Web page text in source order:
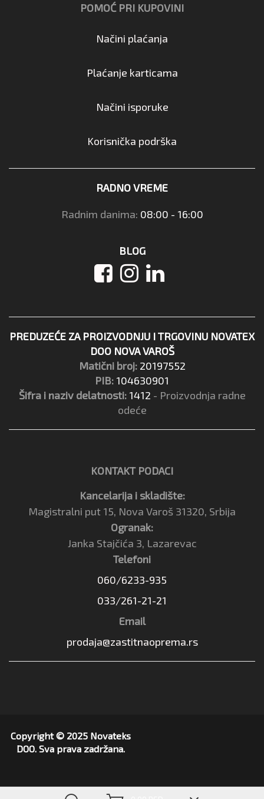
POMOĆ PRI KUPOVINI
Načini plaćanja
Plaćanje karticama
Načini isporuke
Korisnička podrška
RADNO VREME
Radnim danima: 08:00 - 16:00
BLOG
PREDUZEĆE ZA PROIZVODNJU I TRGOVINU NOVATEX
DOO NOVA VAROŠ
Matični broj: 20197552
PIB: 104630901
Šifra i naziv delatnosti: 1412 - Proizvodnja radne
odeće
KONTAKT PODACI
Kancelarija i skladište:
Magistralni put 15, Nova Varoš 31320, Srbija
Ogranak:
Janka Stajčića 3, Lazarevac
Telefoni
060/6233-935
033/261-21-21
Email
prodaja@zastitnaoprema.rs
Copyright © 2025 Novateks
DOO. Sva prava zadržana.